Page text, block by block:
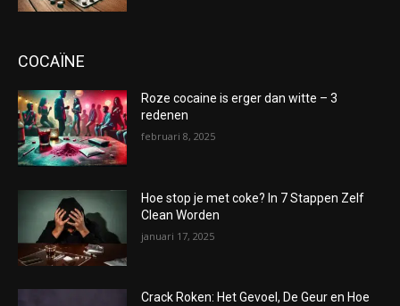
COCAÏNE
Roze cocaine is erger dan witte – 3
redenen
februari 8, 2025
Hoe stop je met coke? In 7 Stappen Zelf
Clean Worden
januari 17, 2025
Crack Roken: Het Gevoel, De Geur en Hoe